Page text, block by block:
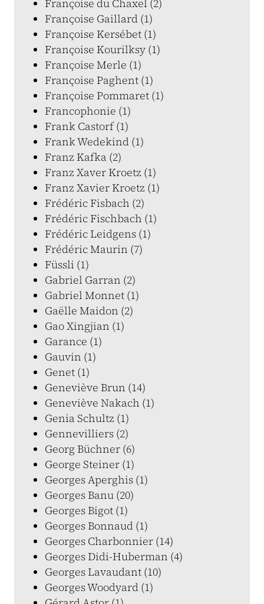
Françoise du Chaxel (2)
Françoise Gaillard (1)
Françoise Kersébet (1)
Françoise Kourilksy (1)
Françoise Merle (1)
Françoise Paghent (1)
Françoise Pommaret (1)
Francophonie (1)
Frank Castorf (1)
Frank Wedekind (1)
Franz Kafka (2)
Franz Xaver Kroetz (1)
Franz Xavier Kroetz (1)
Frédéric Fisbach (2)
Frédéric Fischbach (1)
Frédéric Leidgens (1)
Frédéric Maurin (7)
Füssli (1)
Gabriel Garran (2)
Gabriel Monnet (1)
Gaëlle Maidon (2)
Gao Xingjian (1)
Garance (1)
Gauvin (1)
Genet (1)
Geneviève Brun (14)
Geneviève Nakach (1)
Genia Schultz (1)
Gennevilliers (2)
Georg Büchner (6)
George Steiner (1)
Georges Aperghis (1)
Georges Banu (20)
Georges Bigot (1)
Georges Bonnaud (1)
Georges Charbonnier (14)
Georges Didi-Huberman (4)
Georges Lavaudant (10)
Georges Woodyard (1)